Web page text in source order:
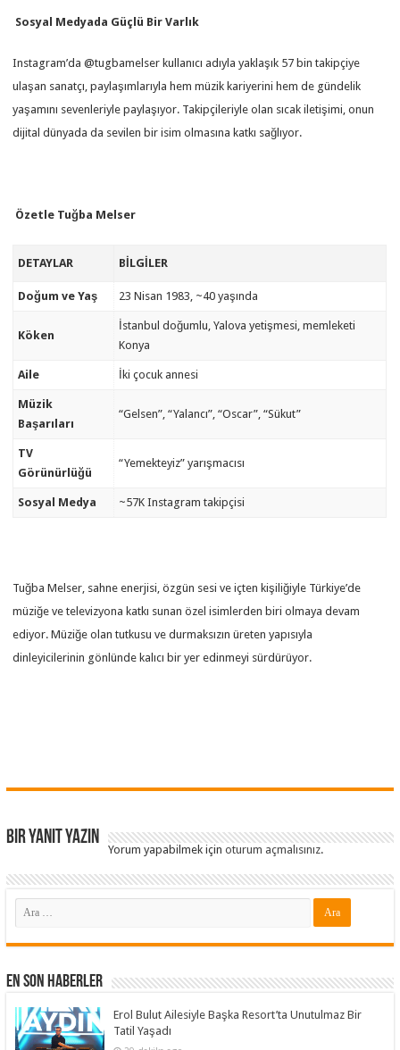
Sosyal Medyada Güçlü Bir Varlık
Instagram’da @tugbamelser kullanıcı adıyla yaklaşık 57 bin takipçiye
ulaşan sanatçı, paylaşımlarıyla hem müzik kariyerini hem de gündelik
yaşamını sevenleriyle paylaşıyor. Takipçileriyle olan sıcak iletişimi, onun
dijital dünyada da sevilen bir isim olmasına katkı sağlıyor.
Özetle Tuğba Melser
DETAYLAR BILGILER
Doğum ve Yaş 23 Nisan 1983, ~40 yaşında
Köken
İstanbul doğumlu, Yalova yetişmesi, memleketi
Konya
Aile İki çocuk annesi
Müzik
Başarıları
“Gelsen”, “Yalancı”, “Oscar”, “Sükut”
TV
Görünürlüğü
“Yemekteyiz” yarışmacısı
Sosyal Medya ~57K Instagram takipçisi
Tuğba Melser, sahne enerjisi, özgün sesi ve içten kişiliğiyle Türkiye’de
müziğe ve televizyona katkı sunan özel isimlerden biri olmaya devam
ediyor. Müziğe olan tutkusu ve durmaksızın üreten yapısıyla
dinleyicilerinin gönlünde kalıcı bir yer edinmeyi sürdürüyor.
Bir yanıt yazın
Yorum yapabilmek içinoturum açmalısınız.
En Son Haberler
Erol Bulut Ailesiyle Başka Resort’ta Unutulmaz Bir
Tatil Yaşadı